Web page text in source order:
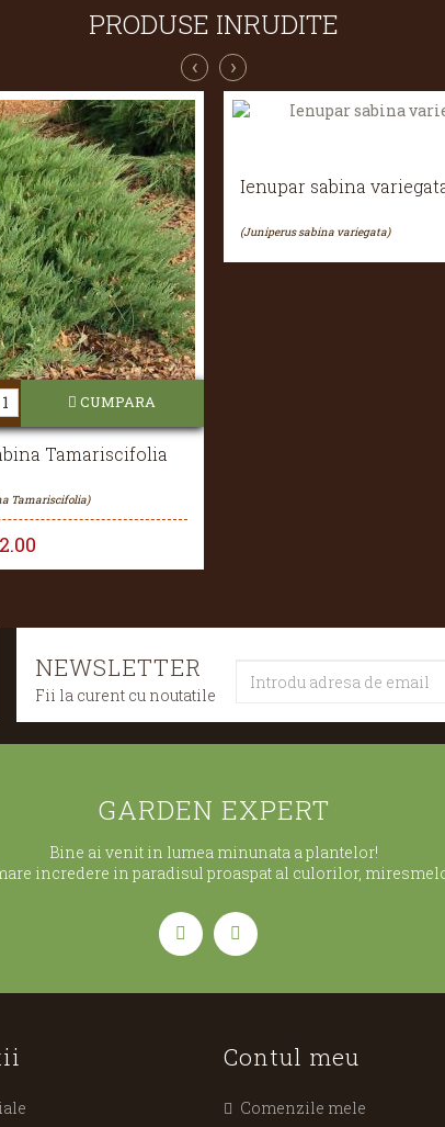
PRODUSE INRUDITE
‹ ›
Tamariscifolia
Tamariscifolia)
CUMPARA
Ienupar sabina
(Juniperus sabina variegata)
NEWSLETTER
Fii la curent cu noutatile
GARDEN EXPERT
Bine ai venit in lumea minunata a plantelor!
incredere in paradisul proaspat al culorilor,
Contul meu
Comenzile mele